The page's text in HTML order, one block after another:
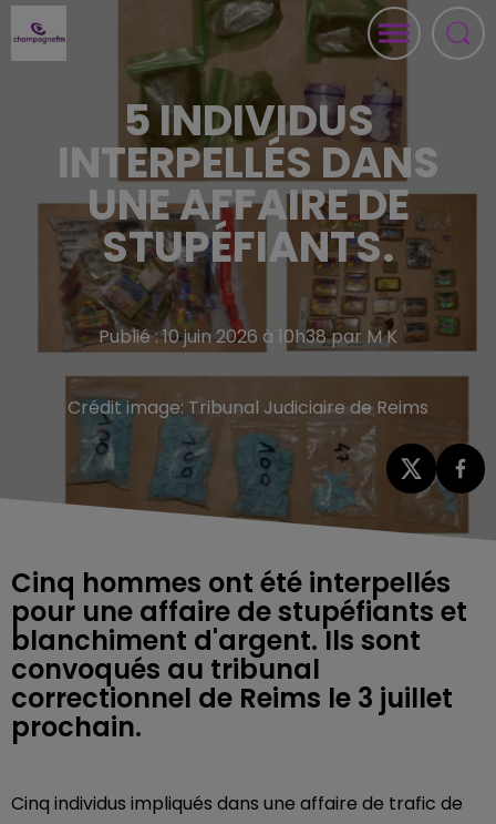
5 INDIVIDUS
INTERPELLÉS DANS
UNE AFFAIRE DE
STUPÉFIANTS.
Publié : 10 juin 2026 à 10h38 par M K
Crédit image: Tribunal Judiciaire de Reims
Cinq hommes ont été interpellés
pour une affaire de stupéfiants et
blanchiment d'argent. Ils sont
convoqués au tribunal
correctionnel de Reims le 3 juillet
prochain.
Cinq individus impliqués dans une affaire de trafic de